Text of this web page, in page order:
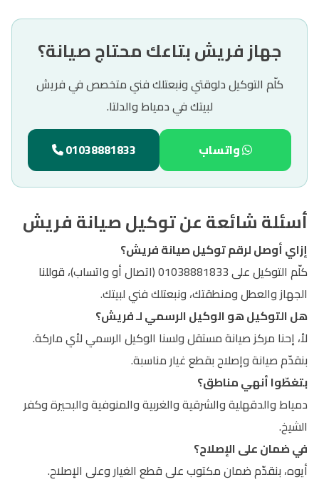
جهاز فريش بتاعك محتاج صيانة؟
كلّم التوكيل دلوقتي ونبعتلك فني متخصص في فريش
لبيتك في دمياط والدلتا.
واتساب 01038881833
أسئلة شائعة عن توكيل صيانة فريش
إزاي أوصل لرقم توكيل صيانة فريش؟
كلّم التوكيل على 01038881833 (اتصال أو واتساب)، قوللنا
الجهاز والعطل ومنطقتك، ونبعتلك فني لبيتك.
هل التوكيل هو الوكيل الرسمي لـ فريش؟
لأ، إحنا مركز صيانة مستقل ولسنا الوكيل الرسمي لأي ماركة.
بنقدّم صيانة وإصلاح بقطع غيار مناسبة.
بتغطّوا أنهي مناطق؟
دمياط والدقهلية والشرقية والغربية والمنوفية والبحيرة وكفر
الشيخ.
في ضمان على الإصلاح؟
أيوه، بنقدّم ضمان مكتوب على قطع الغيار وعلى الإصلاح.